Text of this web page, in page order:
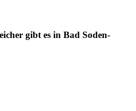
gibt es in Bad Soden-